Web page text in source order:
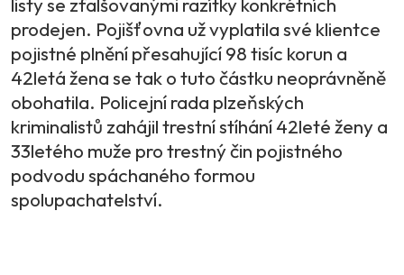
prodejen. Pojišťovna už vyplatila své klientce
pojistné plnění přesahující 98 tisíc korun a
42letá žena se tak o tuto částku neoprávněně
obohatila. Policejní rada plzeňských
kriminalistů zahájil trestní stíhání 42leté ženy a
33letého muže pro trestný čin pojistného
podvodu spáchaného formou
spolupachatelství.